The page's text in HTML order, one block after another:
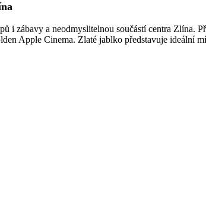
i zábavy a neodmyslitelnou součástí centra Zlína.
Apple Cinema. Zlaté jablko představuje ideální